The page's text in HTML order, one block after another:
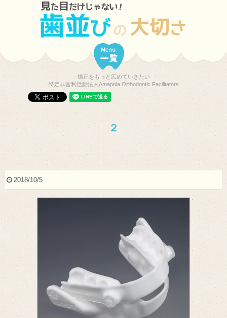
矯正をもっと広めていきたい
特定非営利活動法人Amapola Orthodontic Facilitators
２
2018/10/5